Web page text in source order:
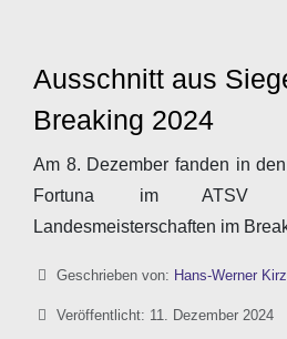
Ausschnitt aus
Breaking 2024
Am 8. Dezember fanden in
Fortuna im ATSV
Landesmeisterschaften im
DetailsGeschrieben von: Hans-Werner Kirz
Veröffentlicht: 11. Dezember 2024